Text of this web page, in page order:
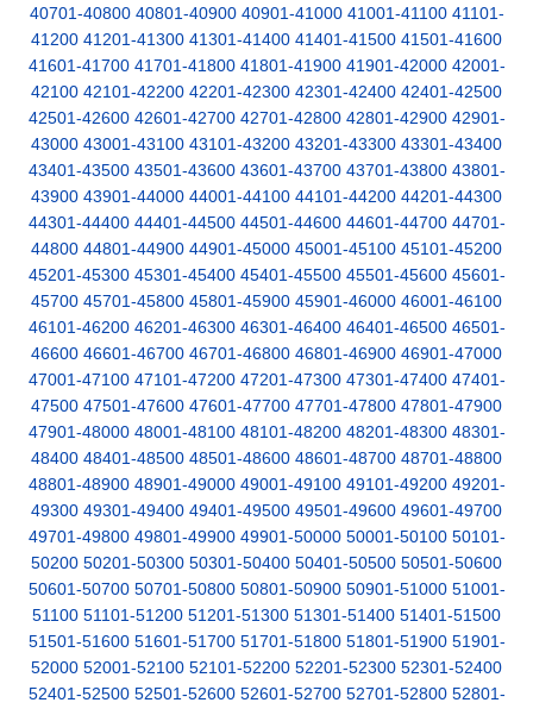
40701-40800 40801-40900 40901-41000 41001-41100 41101-
41200 41201-41300 41301-41400 41401-41500 41501-41600
41601-41700 41701-41800 41801-41900 41901-42000 42001-
42100 42101-42200 42201-42300 42301-42400 42401-42500
42501-42600 42601-42700 42701-42800 42801-42900 42901-
43000 43001-43100 43101-43200 43201-43300 43301-43400
43401-43500 43501-43600 43601-43700 43701-43800 43801-
43900 43901-44000 44001-44100 44101-44200 44201-44300
44301-44400 44401-44500 44501-44600 44601-44700 44701-
44800 44801-44900 44901-45000 45001-45100 45101-45200
45201-45300 45301-45400 45401-45500 45501-45600 45601-
45700 45701-45800 45801-45900 45901-46000 46001-46100
46101-46200 46201-46300 46301-46400 46401-46500 46501-
46600 46601-46700 46701-46800 46801-46900 46901-47000
47001-47100 47101-47200 47201-47300 47301-47400 47401-
47500 47501-47600 47601-47700 47701-47800 47801-47900
47901-48000 48001-48100 48101-48200 48201-48300 48301-
48400 48401-48500 48501-48600 48601-48700 48701-48800
48801-48900 48901-49000 49001-49100 49101-49200 49201-
49300 49301-49400 49401-49500 49501-49600 49601-49700
49701-49800 49801-49900 49901-50000 50001-50100 50101-
50200 50201-50300 50301-50400 50401-50500 50501-50600
50601-50700 50701-50800 50801-50900 50901-51000 51001-
51100 51101-51200 51201-51300 51301-51400 51401-51500
51501-51600 51601-51700 51701-51800 51801-51900 51901-
52000 52001-52100 52101-52200 52201-52300 52301-52400
52401-52500 52501-52600 52601-52700 52701-52800 52801-